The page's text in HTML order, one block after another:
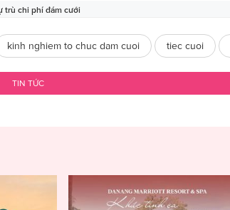
trù chi phí đám cưới
kinh nghiem to chuc dam cuoi tiec cuoi
TIN TỨC